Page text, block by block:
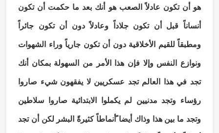
هو أن تكون عادلاً الصعب هو أنك بعد ما حكمت أن تكون
أنساناً قبل أن تكون جلاداً وعادلاً دون أن تكون جائراً
ومطبقاً للقيم الأخلاقية دون أن تكون جارياً وراء الشهوات
ونوازع النفس وإلا فإن هذا الأمر من السهولة بمكان أنك
تجد في هذا العالم تجد عسكريين لا يفقهون شيء صاروا
رؤساء وتجد مدنيين لم يكملوا الابتدائية صاروا سلاطين
وتجد ما بين هذا وذاك أيضا ًأنماطاً كثيرةً البشر لكن أن تجد